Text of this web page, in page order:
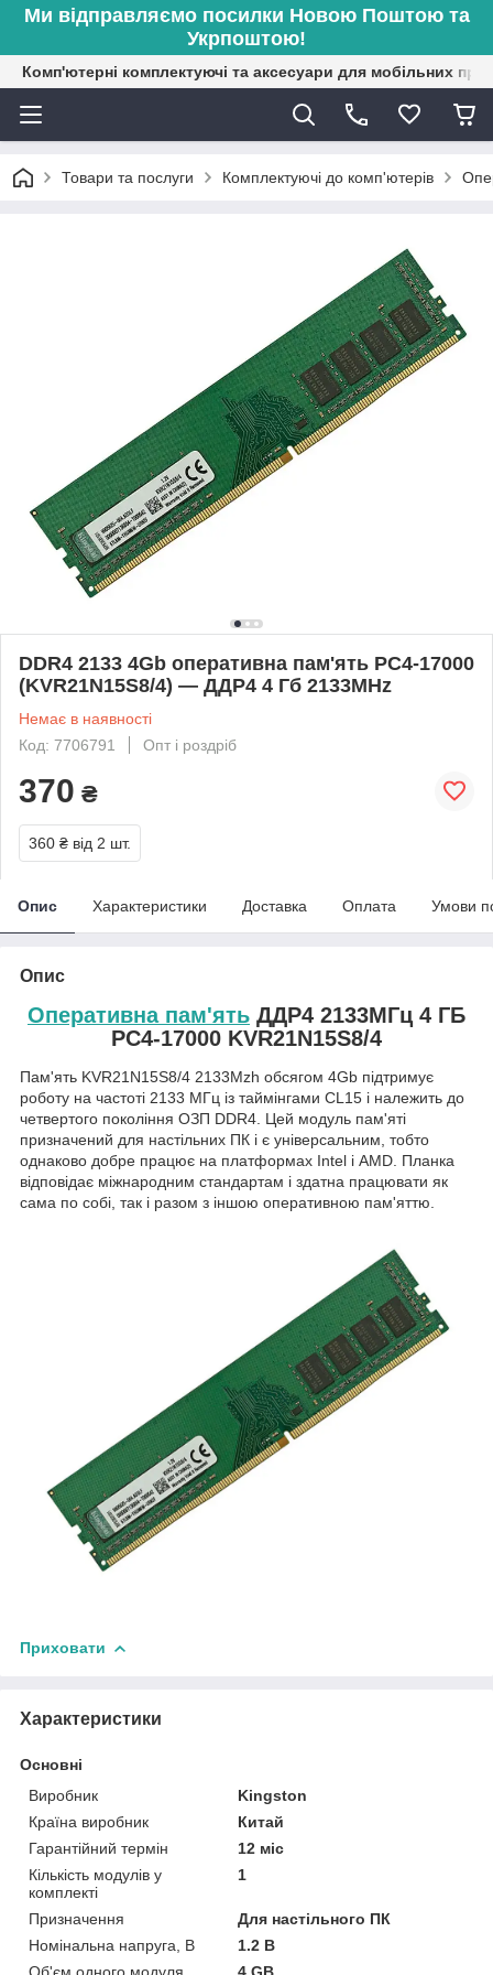
Ми відправляємо посилки Новою Поштою та
Укрпоштою!
Комп'ютерні комплектуючі та аксесуари для мобільних
Товари та послуги Комплектуючі до комп'ютерів
DDR4 2133 4Gb оперативна пам'ять PC4-17000
(KVR21N15S8/4) — ДДР4 4 Гб 2133MHz
Немає в наявності
Код: 7706791
Опт і роздріб
370 ₴
360 ₴ від 2 шт.
Опис Характеристики Доставка Оплата Умови
Опис
Оперативна пам'ять ДДР4 2133МГц 4 ГБ
PC4-17000 KVR21N15S8/4
Пам'ять KVR21N15S8/4 2133Mzh обсягом 4Gb підтримує
роботу на частоті 2133 МГц із таймінгами CL15 і належить до
четвертого покоління ОЗП DDR4. Цей модуль пам'яті
призначений для настільних ПК і є універсальним, тобто
однаково добре працює на платформах Intel і AMD. Планка
відповідає міжнародним стандартам і здатна працювати як
сама по собі, так і разом з іншою оперативною пам'яттю.
Приховати
Характеристики
Основні
Виробник
Kingston
Країна виробник
Китай
Гарантійний термін
12 міс
Кількість модулів у
комплекті
1
Призначення
Для настільного ПК
Номінальна напруга, В
1.2 В